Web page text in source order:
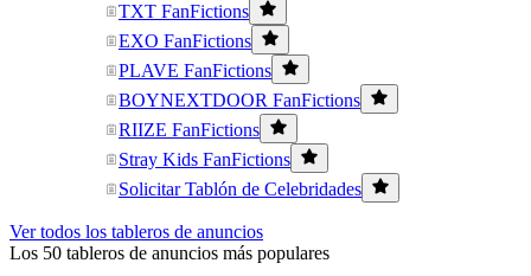
TXT FanFictions
EXO FanFictions
PLAVE FanFictions
BOYNEXTDOOR FanFictions
RIIZE FanFictions
Stray Kids FanFictions
Solicitar Tablón de Celebridades
Ver todos los tableros de anuncios
Los 50 tableros de anuncios más populares